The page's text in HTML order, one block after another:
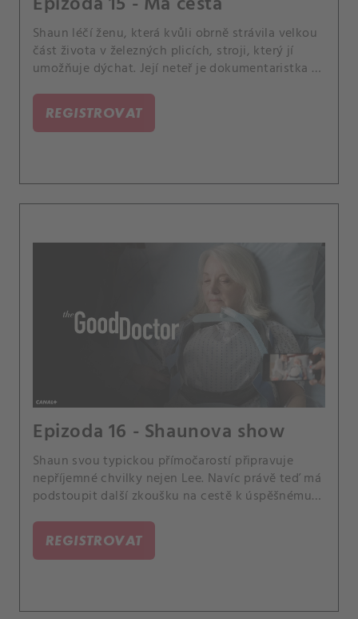
Shaun léčí ženu, která kvůli obrně strávila velkou
část života v železných plicích, stroji, který jí
umožňuje dýchat. Její neteř je dokumentaristka a
pokud ji bude moci natočit pro svou show.
REGISTROVAT
Epizoda 16 - Shaunova show
Shaun svou typickou přímočarostí připravuje
nepříjemné chvilky nejen Lee. Navíc právě teď má
podstoupit další zkoušku na cestě k úspěšnému
řeší chirurgický případ.
REGISTROVAT